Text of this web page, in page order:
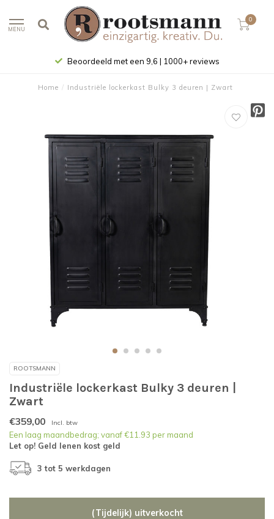
MENU
0
Beoordeeld met een 9,6 | 1000+ reviews
Home / Industriële lockerkast Bulky 3 deuren | Zwart
ROOTSMANN
Industriële lockerkast Bulky 3 deuren |
Zwart
€359,00 Incl. btw
Een laag maandbedrag; vanaf €11.93 per maand
Let op! Geld lenen kost geld
3 tot 5 werkdagen
(Tijdelijk) uitverkocht